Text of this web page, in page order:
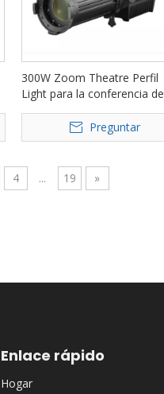
300W Zoom Theatre Perfil
Light para la conferencia de
Preguntar
4 ... 19 »
Enlace rápido
Hogar